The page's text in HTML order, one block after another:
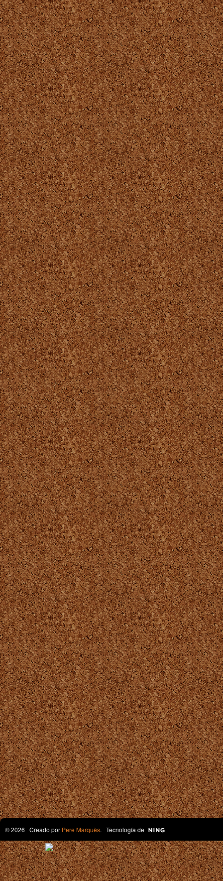
© 2026 Creado por Pere Marquès. Tecnología de